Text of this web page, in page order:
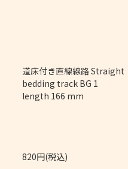
道床付き直線線路 Straight
bedding track BG 1
length 166 mm
820円(税込)